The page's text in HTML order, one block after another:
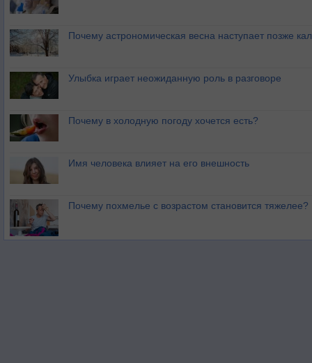
Почему астрономическая весна наступает позже
Улыбка играет неожиданную роль в разговоре
Почему в холодную погоду хочется есть?
Имя человека влияет на его внешность
Почему похмелье с возрастом становится тяжелее?